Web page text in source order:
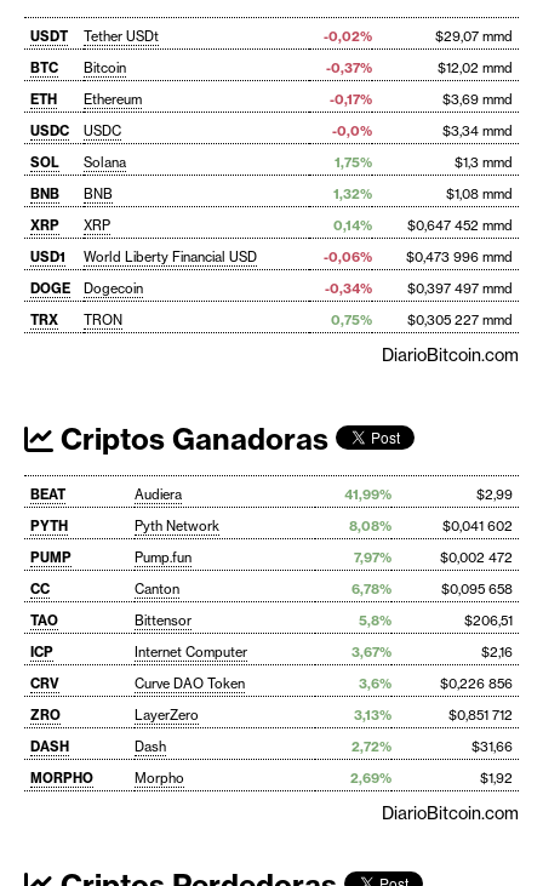
USDT Tether USDt -0,02%
$29,07 mmd
BTC
Bitcoin -0,37%
$12,02 mmd
ETH
Ethereum -0,17%
$3,69 mmd
USDC
USDC -0,0%
$3,34 mmd
SOL
Solana 1,75%
$1,3 mmd
BNB
BNB 1,32%
$1,08 mmd
XRP
XRP 0,14%
$0,647 452 mmd
USD1
World Liberty Financial USD -0,06%
$0,473 996 mmd
DOGE
Dogecoin -0,34%
$0,397 497 mmd
TRX
TRON 0,75% $0,305 227 mmd
DiarioBitcoin.com
Criptos Ganadoras
BEAT Audiera 41,99%
$2,99
PYTH
Pyth Network 8,08%
$0,041 602
PUMP
Pump.fun 7,97%
$0,002 472
CC
Canton 6,78%
$0,095 658
TAO
Bittensor 5,8%
$206,51
ICP
Internet Computer 3,67%
$2,16
CRV
Curve DAO Token 3,6%
$0,226 856
ZRO
LayerZero 3,13%
$0,851 712
DASH
Dash 2,72%
$31,66
MORPHO
Morpho 2,69% $1,92
DiarioBitcoin.com